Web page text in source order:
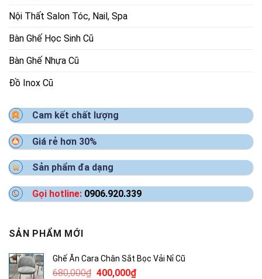
Nội Thất Salon Tóc, Nail, Spa
Bàn Ghế Học Sinh Cũ
Bàn Ghế Nhựa Cũ
Đồ Inox Cũ
Cam kết chất lượng
Giá rẻ hơn 30%
Sản phẩm đa dạng
Gọi hotline: 0906.920.339
SẢN PHẨM MỚI
Ghế Ăn Cara Chân Sắt Bọc Vải Nỉ Cũ
680,000₫ Giá
400,000₫Giá